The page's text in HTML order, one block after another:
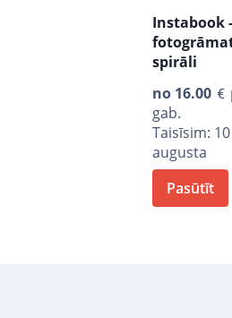
Instabook -
spirāli
no 16.00
gab.
Taisīsim: 10
augusta
Pasūtīt